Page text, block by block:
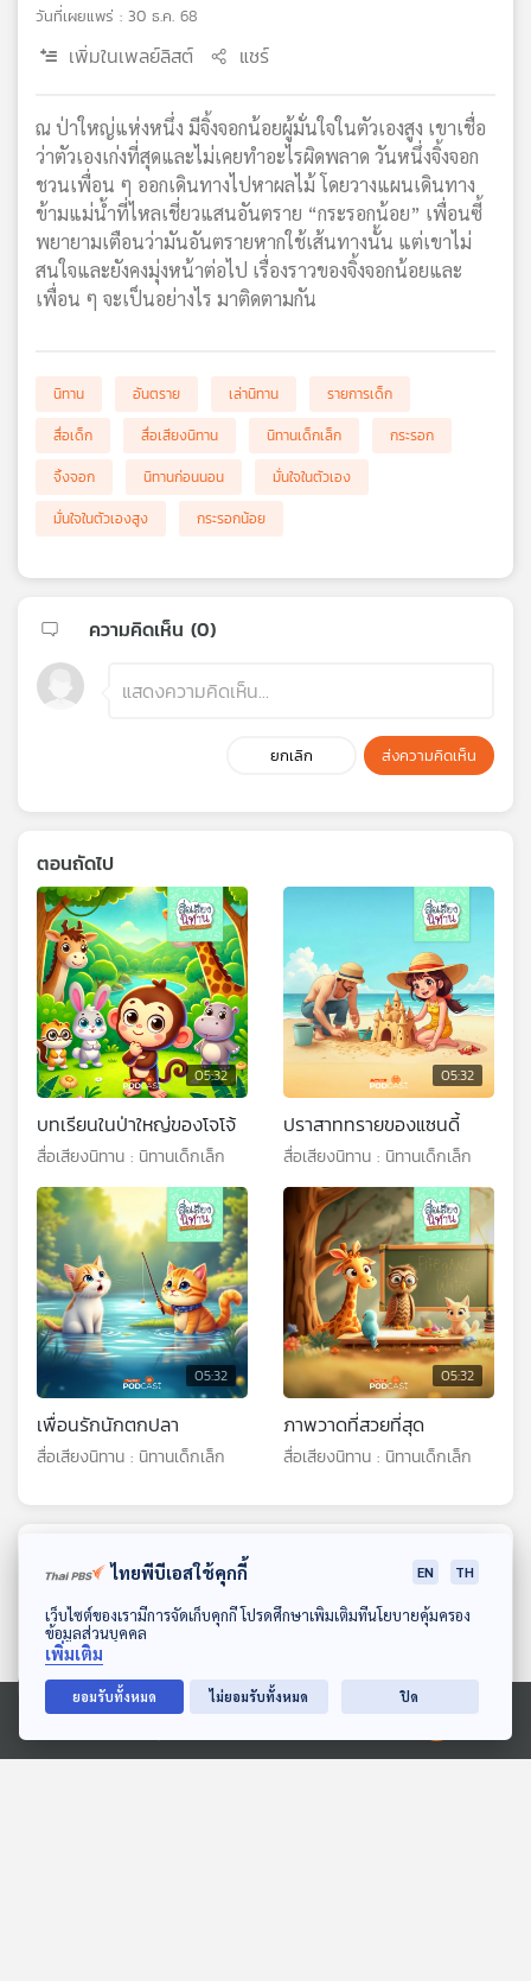
แผนที่
วิทยุ
เครือ
ข่าย
ดาวน์โหลด Thai PBS Podcast Application
Ⓒ 2020 องค์การกระจายเสียงและแพร่ภาพสาธารณะแห่งประเทศไทย
วันที่เผยแพร่ : 30 ธ.ค. 68
เพิ่มในเพลย์ลิสต์ แชร์
ณ ป่าใหญ่แห่งหนึ่ง มีจิ้งจอกน้อยผู้มั่นใจในตัวเองสูง เขาเชื่อ
ว่าตัวเองเก่งที่สุดและไม่เคยทำอะไรผิดพลาด วันหนึ่งจิ้งจอก
ชวนเพื่อน ๆ ออกเดินทางไปหาผลไม้ โดยวางแผนเดินทาง
ข้ามแม่น้ำที่ไหลเชี่ยวแสนอันตราย “กระรอกน้อย” เพื่อนซี้
พยายามเตือนว่ามันอันตรายหากใช้เส้นทางนั้น แต่เขาไม่
สนใจและยังคงมุ่งหน้าต่อไป เรื่องราวของจิ้งจอกน้อยและ
เพื่อน ๆ จะเป็นอย่างไร มาติดตามกัน
นิทาน อันตราย เล่านิทาน
รายการเด็ก
สื่อเด็ก
สื่อเสียงนิทาน นิทานเด็กเล็ก
กระรอก
จิ้งจอก
นิทานก่อนนอน
มั่นใจในตัวเอง
มั่นใจในตัวเองสูง
กระรอกน้อย
ความคิดเห็น (0)
ยกเลิก ส่งความคิดเห็น
ตอนถัดไป
05:32
บทเรียนในป่าใหญ่ของโจโจ้
สื่อเสียงนิทาน : นิทานเด็กเล็ก
05:32
ปราสาททรายของแซนดี้
สื่อเสียงนิทาน : นิทานเด็กเล็ก
05:32
เพื่อนรักนักตกปลา
สื่อเสียงนิทาน : นิทานเด็กเล็ก
05:32
ภาพวาดที่สวยที่สุด
สื่อเสียงนิทาน : นิทานเด็กเล็ก
ตอนที่เกี่ยวข้อง
ไทยพีบีเอสใช้คุกกี้ EN TH
เว็บไซต์ของเรามีการจัดเก็บคุกกี้ โปรดศึกษาเพิ่มเติมที่นโยบายคุ้มครอง
ข้อมูลส่วนบุคคล
เพิ่มเติม
ยอมรับทั้งหมด ไม่ยอมรับทั้งหมด ปิด